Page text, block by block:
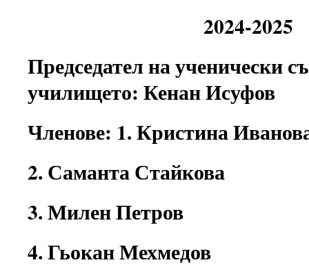
2024-2025
Председател на ученически
училището: Кенан Исуфов
Членове: 1. Кристина
2. Саманта Стайкова
3. Милен Петров
4. Гьокан Мехмедов